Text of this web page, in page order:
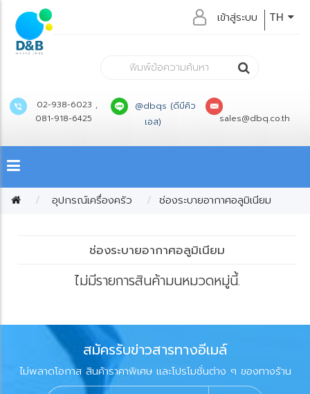
TH
เข้าสู่ระบบ
02-938-6023 ,
081-918-6425
@dbqs (ดีบีคิว
เอส)
sales@dbq.co.th
อุปกรณ์เครื่องครัว ช่องระบายอากาศอลูมิเนียม
ช่องระบายอากาศอลูมิเนียม
ไม่มีรายการสินค้ามนหมวดหมู่นี้.
สมัครรับข่าวสารทางอีเมล์
ไม่พลาดโอกาส สินค้าราคาพิเศษ และโปรโมชั่นต่าง ๆ ของทางร้าน